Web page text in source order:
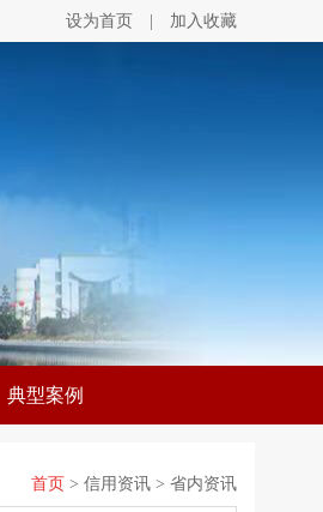
设为首页 加入收藏
典型案例
首页 > 信用资讯 > 省内资讯